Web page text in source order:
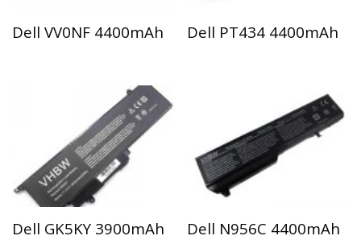
Dell VV0NF 4400mAh Dell PT434 4400mAh
Dell GK5KY 3900mAh Dell N956C 4400mAh